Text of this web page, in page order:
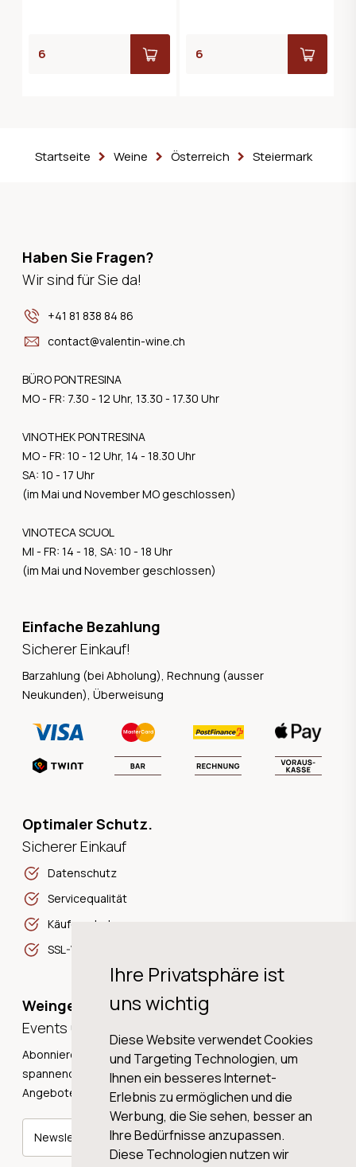
Ihre Privatsphäre ist
uns wichtig
Diese Website verwendet Cookies
und Targeting Technologien, um
Ihnen ein besseres Internet-
Erlebnis zu ermöglichen und die
Werbung, die Sie sehen, besser an
Ihre Bedürfnisse anzupassen.
Diese Technologien nutzen wir
Startseite Weine Österreich Steiermark
Haben Sie Fragen?
Wir sind für Sie da!
+41 81 838 84 86
contact@valentin-wine.ch
BÜRO PONTRESINA
MO - FR: 7.30 - 12 Uhr, 13.30 - 17.30 Uhr
VINOTHEK PONTRESINA
MO - FR: 10 - 12 Uhr, 14 - 18.30 Uhr
SA: 10 - 17 Uhr
(im Mai und November MO geschlossen)
VINOTECA SCUOL
MI - FR: 14 - 18, SA: 10 - 18 Uhr
(im Mai und November geschlossen)
Einfache Bezahlung
Sicherer Einkauf!
Barzahlung (bei Abholung), Rechnung (ausser
Neukunden), Überweisung
Optimaler Schutz.
Sicherer Einkauf
Datenschutz
Servicequalität
Käuferschutz
SSL-Verschlüsselung
Weingeschichten,
Events und Neuigkeiten!
Abonnieren Sie unseren Newsletter und erhalten Sie
spannende Weingeschichten, Neuigkeiten und tolle
Angebote direkt in Ihre Mailbox.
Newsletter abonnieren